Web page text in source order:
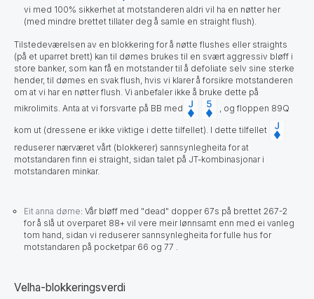
vi med 100% sikkerhet at motstanderen aldri vil ha en nøtter her
(med mindre brettet tillater deg å samle en straight flush).
Tilstedeværelsen av en blokkering for å nøtte flushes eller straights
(på et uparret brett) kan til dømes brukes til en svært aggressiv bløff i
store banker, som kan få en motstander til å defoliate selv sine sterke
hender, til dømes en svak flush, hvis vi klarer å forsikre motstanderen
om at vi har en nøtter flush. Vi anbefaler ikke å bruke dette på
mikrolimits. Anta at vi forsvarte på BB med
, og floppen 89Q
kom ut (dressene er ikke viktige i dette tilfellet). I dette tilfellet
reduserer nærværet vårt (blokkerer) sannsynlegheita for at
motstandaren finn ei straight, sidan talet på JT-kombinasjonar i
motstandaren minkar.
Eit anna døme: Vår bløff med "dead" dopper 67s på brettet 267-2
for å slå ut overparet 88+ vil vere meir lønnsamt enn med ei vanleg
tom hand, sidan vi reduserer sannsynlegheita for fulle hus for
motstandaren på pocketpar 66 og 77 .
Velha-blokkeringsverdi